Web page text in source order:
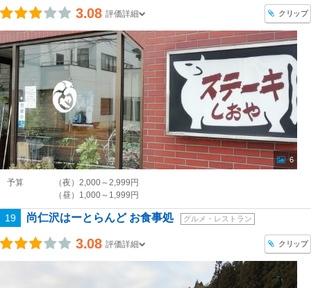
3.08 評価詳細 クリップ
6
予算
（夜）2,000～2,999円
（昼）1,000～1,999円
19 尚仁沢はーとらんど お食事処 グルメ・レストラン
3.08 評価詳細 クリップ